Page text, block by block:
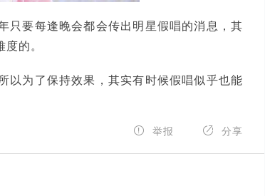
只要每逢晚会都会传出明星假唱的消息，其
的。
以为了保持效果，其实有时候假唱似乎也能
 分享
 举报